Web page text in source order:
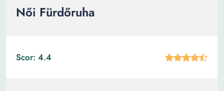
Női Fürdőruha
Scor: 4.4